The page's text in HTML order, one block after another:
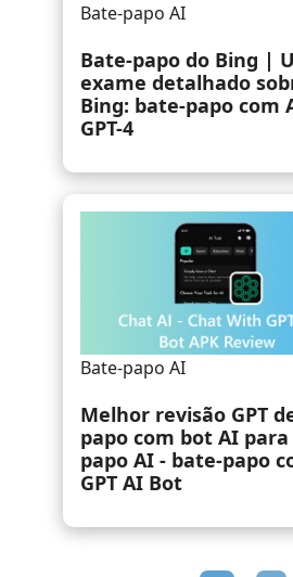
Os 10 melhores
WAV para Windows/
ByAmanda Brown
Bate-papo AI
Revisão completa
Journey) que você
conhecer [2024]
ByAshley Mae